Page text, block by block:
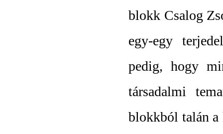
blokk Csalog
egy-egy
pedig, hogy
társadalmi
blokkból talán